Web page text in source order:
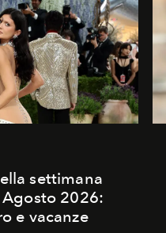
settimana
2026:
e vacanze